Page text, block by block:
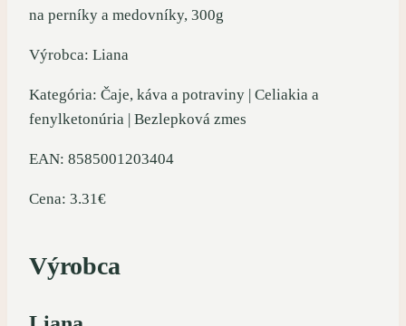
na perníky a medovníky, 300g
Výrobca: Liana
Kategória: Čaje, káva a potraviny | Celiakia a
fenylketonúria | Bezlepková zmes
EAN: 8585001203404
Cena: 3.31€
Výrobca